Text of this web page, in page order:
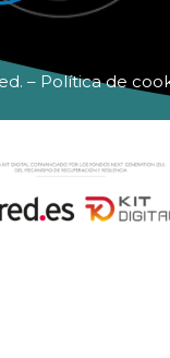
– Política de